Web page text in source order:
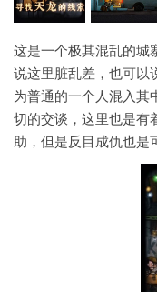
这是一个极其混乱的城
说这里脏乱差，也可以
为普通的一个人混入其
切的交谈，这里也是有
助，但是反目成仇也是